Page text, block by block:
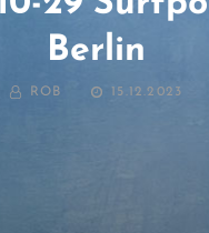
Berlin
BY ROB
POSTED
15.12.2023